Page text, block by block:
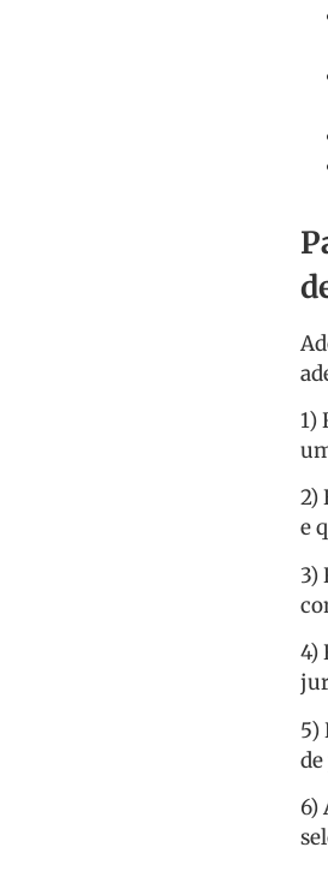
1)
2)
e
3)
4)
5)
6)